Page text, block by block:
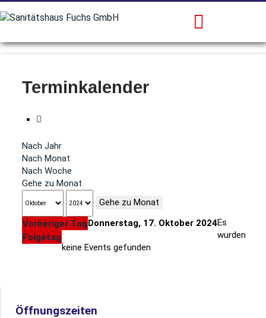
Terminkalender
Nach Jahr
Nach Monat
Nach Woche
Gehe zu Monat
Gehe zu Monat
Vorheriger TagDonnerstag, 17. Oktober 2024
Folgetag
Es
wurden
keine Events gefunden
Öffnungszeiten